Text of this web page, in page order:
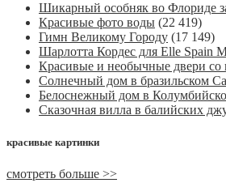
Шикарный особняк во Флориде
Красивые фото воды (22 419)
Гимн Великому Городу (17 149)
Шарлотта Кордес для Elle Spain
Красивые и необычные двери со
Солнечный дом в бразильском
Белоснежный дом в
Сказочная вилла в балийских
красивые картинки
смотреть больше >>